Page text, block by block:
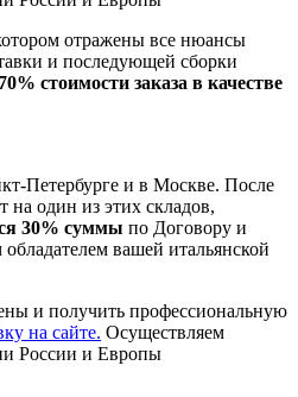
отражены все нюансы
и последующей сборки
70% стоимости заказа в качестве
Петербурге и в Москве. После
на один из этих складов,
30% суммы по Договору и
вашей итальянской
и получить профессиональную
на сайте. Осуществляем
России и Европы